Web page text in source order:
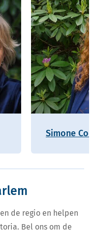
Simone
de regio en helpen
Bel ons om de